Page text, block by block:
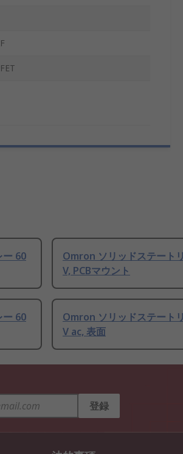
60
Omron ソリッドステート
V, PCBマウント
60
Omron ソリッドステート
V ac, 表面
登録